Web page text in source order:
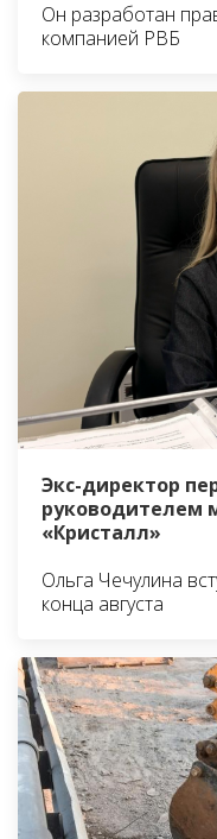
Он разработан
компанией РВБ
Экс-директор
руководителем
«Кристалл»
Ольга Чечулина
конца августа